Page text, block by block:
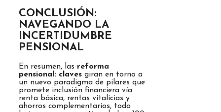
CONCLUSIÓN:
NAVEGANDO LA
INCERTIDUMBRE
PENSIONAL
En resumen, las reforma
pensional: claves giran en torno a
un nuevo paradigma de pilares que
promete inclusión financiera vía
renta básica, rentas vitalicias y
ahorros complementarios, todo